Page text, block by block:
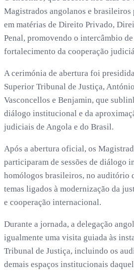
Magistrados angolanos e brasileiros
em matérias de Direito Privado,
Penal, promovendo o intercâmbio
fortalecimento da cooperação
A cerimónia de abertura foi
Superior Tribunal de Justiça,
Vasconcellos e Benjamin, que
diálogo institucional e da
judiciais de Angola e do Brasil.
Após a abertura oficial, os
participaram de sessões de diálogo
homólogos brasileiros, no auditório
temas ligados à modernização da
e cooperação internacional.
Durante a jornada, a delegação
igualmente uma visita guiada às
Tribunal de Justiça, incluindo os
demais espaços institucionais